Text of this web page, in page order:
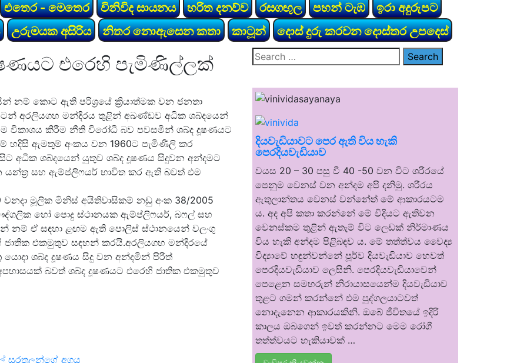
එතෙර - මෙතෙර විනිවිද සායනය හරිත දනව්ව රසගඟුල පහන් ටැඹ
ඉරා අදුරුපට
උරුමයක අසිරිය නිතර නොඇසෙන කතා කාටූන් දොස් දුරු කරවන දොස්තර උපදෙස්
එරෙහි පැමිණිල්ලක්
නම් කොට ඇති පරිශ්‍රයේ ක්‍රියාත්මක වන ජනතා
අරලියගහ මන්දිරය තුළින් අඛණ්ඩව අධික ශබ්දයෙන්
විකාශය කිරීම නීති විරෝධී බව පවසමින් ශබ්ද දූෂණයට
ඇමතුම් අංකය වන 1960ට පැමිණිලි කර
අධික ශබ්දයෙන් යුතුව ශබ්ද දූෂණය සිදුවන අන්දමට
යන්ත්‍ර සහ ඇම්ප්ලිෆයර් භාවිත කර ඇති බවත් එම
මූලික මිනිස් අයිතිවාසිකම් නඩු අංක 38/2005
හෝ පොදු ස්ථානයක ඇම්ප්ලිෆයර්, බෆල් සහ
නම් ඒ සඳහා ළඟම ඇති පොලිස් ස්ථානයෙන් වලංගු
ජාතික එකමුතුව සඳහන් කරයි.අරලියගහ මන්දිරයේ
ශබ්ද දූෂණය සිදු වන අන්දමින් පිරිත්
බවත් ශබ්ද දූෂණයට එරෙහි ජාතික එකමුතුව
සුරතලුන්ගේ අගය
Search
for:
දියවැඩියාවට පෙර ඇති විය හැකි
පෙරදියවැඩියාව
වයස 20 – 30 පසු වී 40 -50 වන විට ශරීරයේ
පෙනුම වෙනස් වන අන්දම අපි දනිමු. ශරීරය
ඇතුලාන්තය වෙනස් වන්නේත් මේ ආකාරයටම
ය. අද අපි කතා කරන්නේ මේ විදියට ඇතිවන
වෙනස්කම තුළින් ඇතැම් විට ලෙඩක් නිර්මාණය
විය හැකි අන්දම පිළිබඳව ය. මේ තත්ත්වය වෛද්‍ය
විද්‍යාවේ හඳුන්වන්නේ පූර්ව දියවැඩියාව හෙවත්
පෙරදියවැඩියාව ලෙසිනි. පෙරදියවැඩියාවෙන්
පෙළෙන සමහරුන් නිරායාසයෙන්ම දියවැඩියාව
තුළට ගමන් කරන්නේ එම පුද්ගලයාටවත්
නොදැනෙන ආකාරයකිනි. ඔබේ ජීවිතයේ ඉදිරි
කාලය ඔබගෙන් ඉවත් කරන්නට මෙම රෝගී
තත්ත්වයට හැකියාවක් …